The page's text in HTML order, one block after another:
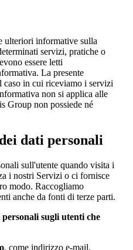
ulteriori informative sulla
servizi, pratiche o
essere letti
La presente
caso in cui riceviamo i servizi
non si applica alle
Group non possiede né
dati personali
sull'utente quando visita i
i nostri Servizi o ci fornisce
modo. Raccogliamo
anche da fonti di terze parti.
sugli utenti che
, come indirizzo e-mail,